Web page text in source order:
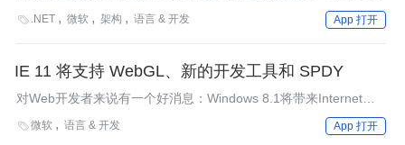
有音频、视频和canvas、更快的JavaScript引擎、支持更多的
DOM与CSS特性、支持嵌入式字体、逐步缩小了与其他浏览器在
 .NET 微软 架构 语言 & 开发 App 打开
IE 11 将支持 WebGL、新的开发工具和 SPDY
对Web开发者来说有一个好消息：Windows 8.1将带来Internet
Explorer 11，该版本会支持WebGL和Google的SPDY协议，同时
微软 语言 & 开发 App 打开